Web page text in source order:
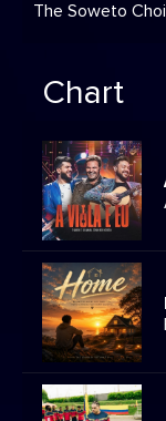
The Soweto
Chart